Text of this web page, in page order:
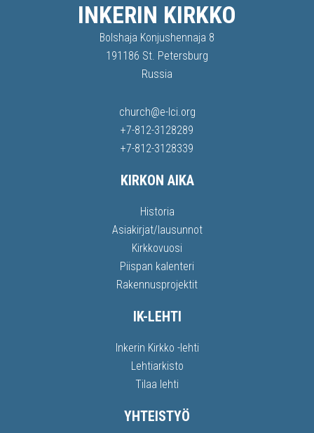
INKERIN KIRKKO
Bolshaja Konjushennaja 8
191186 St. Petersburg
Russia
church@e-lci.org
+7-812-3128289
+7-812-3128339
KIRKON AIKA
Historia
Asiakirjat/lausunnot
Kirkkovuosi
Piispan kalenteri
Rakennusprojektit
IK-LEHTI
Inkerin Kirkko -lehti
Lehtiarkisto
Tilaa lehti
YHTEISTYÖ